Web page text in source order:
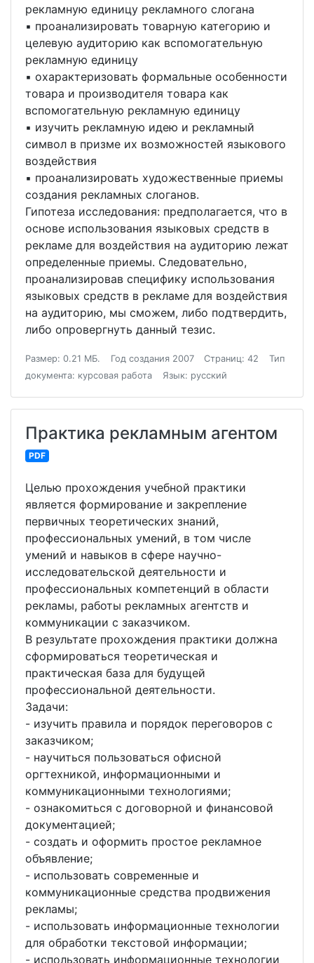
рекламную единицу рекламного слогана
▪ проанализировать товарную категорию и
целевую аудиторию как вспомогательную
рекламную единицу
▪ охарактеризовать формальные особенности
товара и производителя товара как
вспомогательную рекламную единицу
▪ изучить рекламную идею и рекламный
символ в призме их возможностей языкового
воздействия
▪ проанализировать художественные приемы
создания рекламных слоганов.
Гипотеза исследования: предполагается, что в
основе использования языковых средств в
рекламе для воздействия на аудиторию лежат
определенные приемы. Следовательно,
проанализировав специфику использования
языковых средств в рекламе для воздействия
на аудиторию, мы сможем, либо подтвердить,
либо опровергнуть данный тезис.
Размер: 0.21 МБ. Год создания 2007 Страниц: 42
Тип
документа: курсовая работа
Язык: русский
Практика рекламным агентом
PDF
Целью прохождения учебной практики
является формирование и закрепление
первичных теоретических знаний,
профессиональных умений, в том числе
умений и навыков в сфере научно-
исследовательской деятельности и
профессиональных компетенций в области
рекламы, работы рекламных агентств и
коммуникации с заказчиком.
В результате прохождения практики должна
сформироваться теоретическая и
практическая база для будущей
профессиональной деятельности.
Задачи:
- изучить правила и порядок переговоров с
заказчиком;
- научиться пользоваться офисной
оргтехникой, информационными и
коммуникационными технологиями;
- ознакомиться с договорной и финансовой
документацией;
- создать и оформить простое рекламное
объявление;
- использовать современные и
коммуникационные средства продвижения
рекламы;
- использовать информационные технологии
для обработки текстовой информации;
- использовать информационные технологии